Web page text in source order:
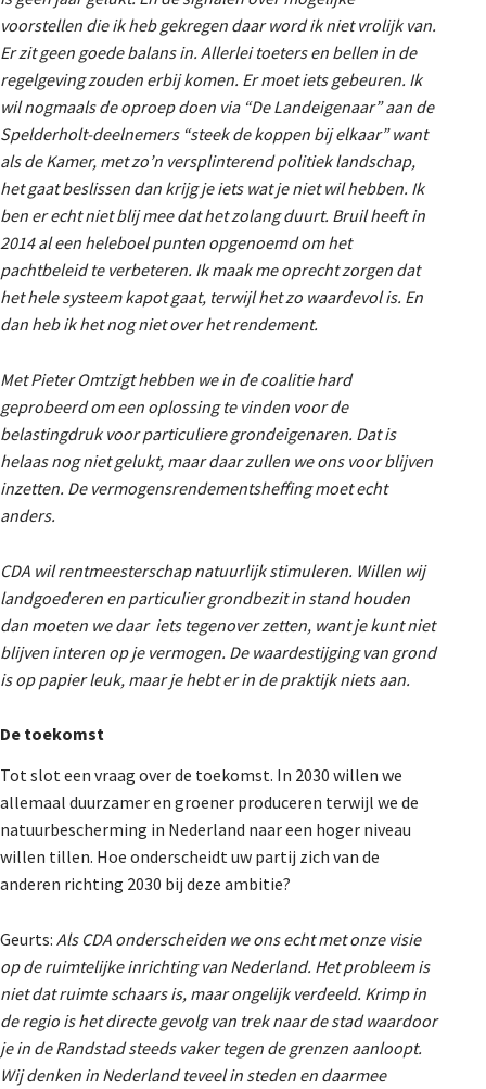
voorstellen die ik heb gekregen daar word ik niet vrolijk van.
Er zit geen goede balans in. Allerlei toeters en bellen in de
regelgeving zouden erbij komen. Er moet iets gebeuren. Ik
wil nogmaals de oproep doen via “De Landeigenaar” aan de
Spelderholt-deelnemers “steek de koppen bij elkaar” want
als de Kamer, met zo’n versplinterend politiek landschap,
het gaat beslissen dan krijg je iets wat je niet wil hebben. Ik
ben er echt niet blij mee dat het zolang duurt. Bruil heeft in
2014 al een heleboel punten opgenoemd om het
pachtbeleid te verbeteren. Ik maak me oprecht zorgen dat
het hele systeem kapot gaat, terwijl het zo waardevol is. En
dan heb ik het nog niet over het rendement.
Met Pieter Omtzigt hebben we in de coalitie hard
geprobeerd om een oplossing te vinden voor de
belastingdruk voor particuliere grondeigenaren. Dat is
helaas nog niet gelukt, maar daar zullen we ons voor blijven
inzetten. De vermogensrendementsheffing moet echt
anders.
CDA wil rentmeesterschap natuurlijk stimuleren. Willen wij
landgoederen en particulier grondbezit in stand houden
dan moeten we daar iets tegenover zetten, want je kunt niet
blijven interen op je vermogen. De waardestijging van grond
is op papier leuk, maar je hebt er in de praktijk niets aan.
De toekomst
Tot slot een vraag over de toekomst. In 2030 willen we
allemaal duurzamer en groener produceren terwijl we de
natuurbescherming in Nederland naar een hoger niveau
willen tillen. Hoe onderscheidt uw partij zich van de
anderen richting 2030 bij deze ambitie?
Geurts: Als CDA onderscheiden we ons echt met onze visie
op de ruimtelijke inrichting van Nederland. Het probleem is
niet dat ruimte schaars is, maar ongelijk verdeeld. Krimp in
de regio is het directe gevolg van trek naar de stad waardoor
je in de Randstad steeds vaker tegen de grenzen aanloopt.
Wij denken in Nederland teveel in steden en daarmee